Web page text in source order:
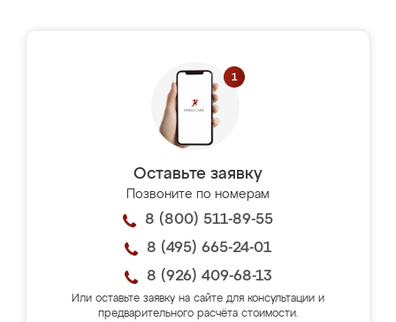
Оставьте заявку
Позвоните по номерам
8 (800) 511-89-55
8 (495) 665-24-01
8 (926) 409-68-13
Или оставьте заявку на сайте для консультации и
предварительного расчёта стоимости.